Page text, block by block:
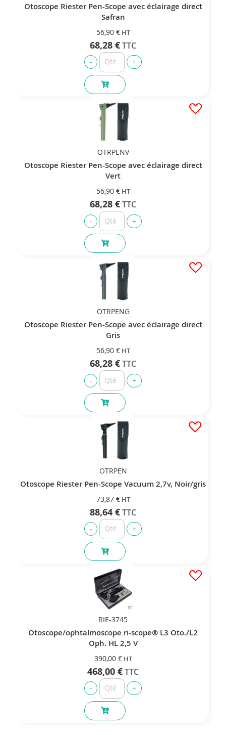
Otoscope Riester Pen-Scope avec éclairage direct
Safran
56,90 €
68,28 €
OTRPENV
Otoscope Riester Pen-Scope avec éclairage direct
Vert
56,90 €
68,28 €
OTRPENG
Otoscope Riester Pen-Scope avec éclairage direct
Gris
56,90 €
68,28 €
OTRPEN
Otoscope Riester Pen-Scope Vacuum 2,7v, Noir/gris
73,87 €
88,64 €
RIE-3745
Otoscope/ophtalmoscope ri-scope® L3 Oto./L2
Oph. HL 2,5 V
390,00 €
468,00 €